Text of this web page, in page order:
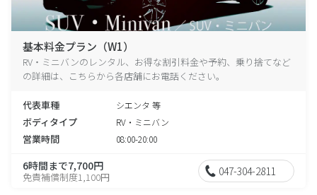
基本料金プラン（W1）
RV・ミニバンのレンタル、お得な割引料金や予約、乗り捨てなど
の詳細は、こちらから各店舗にお電話ください。
代表車種 シエンタ 等
ボディタイプ RV・ミニバン
営業時間 08:00-20:00
6時間まで7,700円
免責補償制度1,100円 047-304-2811